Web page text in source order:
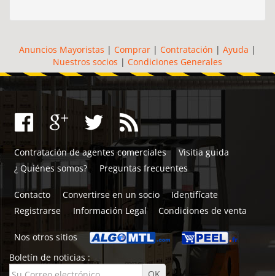
Anuncios Mayoristas | Comprar | Contratación | Ayuda |
Nuestros socios | Condiciones Generales
Contratación de agentes comerciales
Visitia guida
¿ Quiénes somos?
Preguntas frecuentes
Contacto Convertirse en un socio
Identifícate
Registrarse
Información Legal Condiciones de venta
Nos otros sitios
Boletín de noticias :